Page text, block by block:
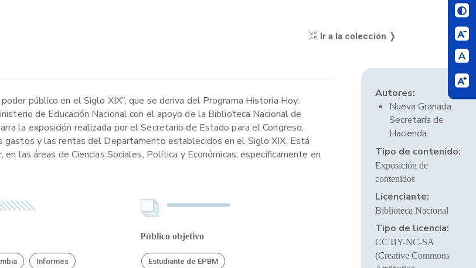
Ir a la colección ❭
público en el Siglo XIX”, que se deriva del Programa Historia Hoy:
de Educación Nacional con el apoyo de la Biblioteca Nacional de
la exposición realizada por el Secretario de Estado para el Congreso,
gastos y las rentas del Departamento establecidos en el Siglo XIX. Está
las áreas de Ciencias Sociales, Política y Económicas, específicamente en
Informes
Público objetivo
Estudiante de EPBM
Autores:
Nueva Granada.
Secretaría de
Hacienda
Tipo de contenido:
Exposición de
contenidos
Licenciante:
Biblioteca Nacional
Tipo de licencia:
CC BY-NC-SA
(Creative Commons